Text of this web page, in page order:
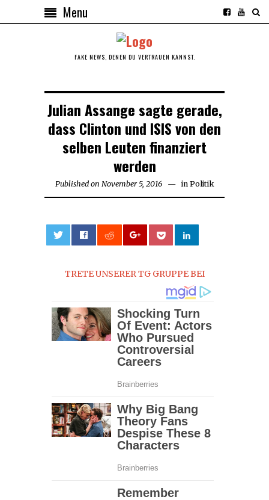
Menu
FAKE NEWS, DENEN DU VERTRAUEN KANNST.
Julian Assange sagte gerade,
dass Clinton und ISIS von den
selben Leuten finanziert
werden
Published on November 5, 2016November
in Politik
TRETE UNSERER TG GRUPPE BEI